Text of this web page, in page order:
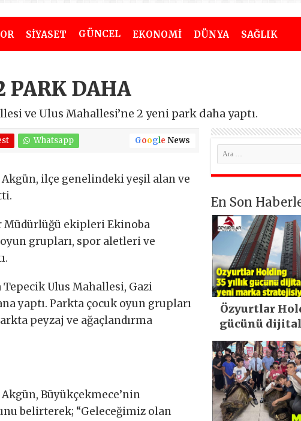
SİYASET GÜNCEL EKONOMİ DÜNYA SAĞLIK
PARK DAHA
ve Ulus Mahallesi’ne 2 yeni park daha yaptı.
Whatsapp Google News
Akgün, ilçe genelindeki yeşil alan ve
Müdürlüğü ekipleri Ekinoba
grupları, spor aletleri ve
Ulus Mahallesi, Gazi
yaptı. Parkta çocuk oyun grupları
peyzaj ve ağaçlandırma
Büyükçekmece’nin
belirterek; “Geleceğimiz olan
En Son
Özyurtlar
gücünü dijital
yeni marka